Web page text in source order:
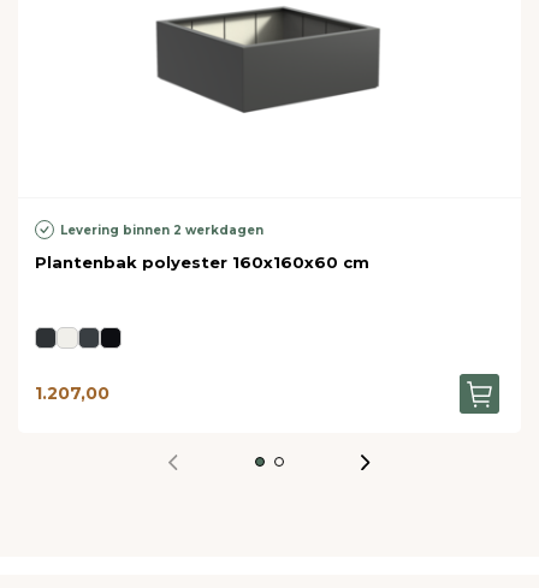
Levering binnen 2 werkdagen
Plantenbak polyester 160x160x60 cm
1.207,00